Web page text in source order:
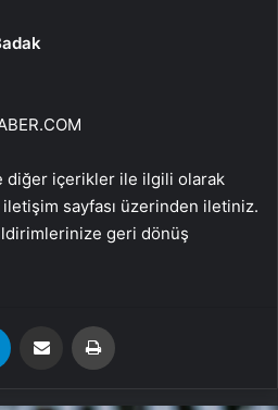
diğer içerikler ile ilgili olarak
sayfası üzerinden iletiniz.
geri dönüş
Email'den paylaş